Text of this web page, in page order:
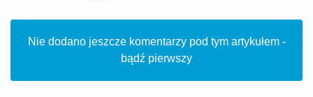
Nie dodano jeszcze komentarzy pod tym artykułem -
bądź pierwszy